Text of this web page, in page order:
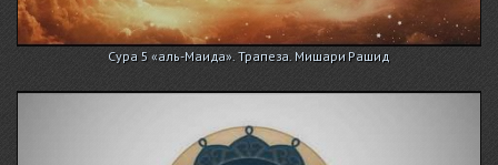
Сура 5 «аль-Маида». Трапеза. Мишари Рашид